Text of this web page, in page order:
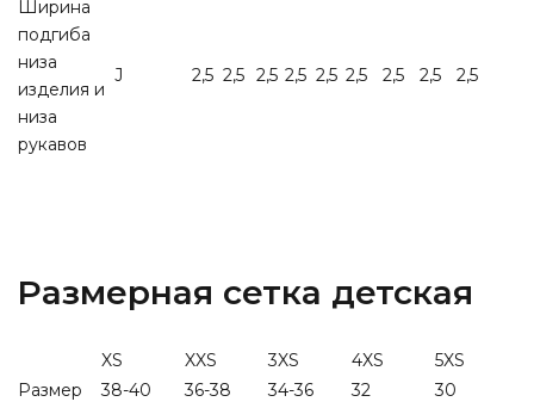
Ширина
подгиба
низа
изделия и
низа
рукавов
J 2,5 2,5 2,5 2,5 2,5 2,5 2,5 2,5 2,5
Размерная сетка детская
XS XXS 3XS 4XS
5XS
Размер
38-40 36-38 34-36 32
30